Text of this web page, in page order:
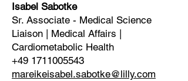
Isabel Sabotke
Sr. Associate - Medical Science
Liaison | Medical Affairs |
Cardiometabolic Health
+49 1711005543
mareikeisabel.sabotke@lilly.com